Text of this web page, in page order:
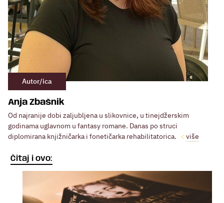
Autor/ica
Anja Zbašnik
Od najranije dobi zaljubljena u slikovnice, u tinejdžerskim
godinama uglavnom u fantasy romane. Danas po struci
diplomirana knjižničarka i fonetičarka rehabilitatorica.
više
Čitaj i ovo: